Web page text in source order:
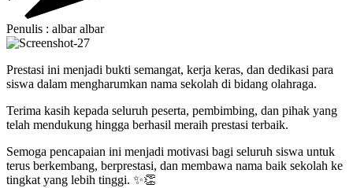
Penulis : albar albar
Prestasi ini menjadi bukti semangat, kerja keras, dan dedikasi para
siswa dalam mengharumkan nama sekolah di bidang olahraga.
Terima kasih kepada seluruh peserta, pembimbing, dan pihak yang
telah mendukung hingga berhasil meraih prestasi terbaik.
Semoga pencapaian ini menjadi motivasi bagi seluruh siswa untuk
terus berkembang, berprestasi, dan membawa nama baik sekolah ke
tingkat yang lebih tinggi. ✨👏